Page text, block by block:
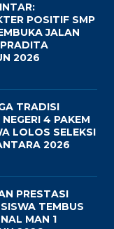
POSITIF SMP
JALAN
2026
TRADISI
4 PAKEM
LOLOS SELEKSI
2026
PRESTASI
TEMBUS
MAN 1